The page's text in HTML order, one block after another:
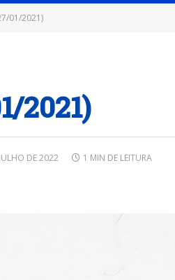
01/2021)
2021)
DE 2022 1 MIN DE LEITURA